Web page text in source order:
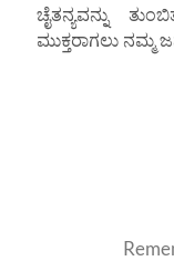
ಚೈತನ್ಯವನ್ನು
ಮುಕ್ತರಾಗಲು ನಮ್ಮ